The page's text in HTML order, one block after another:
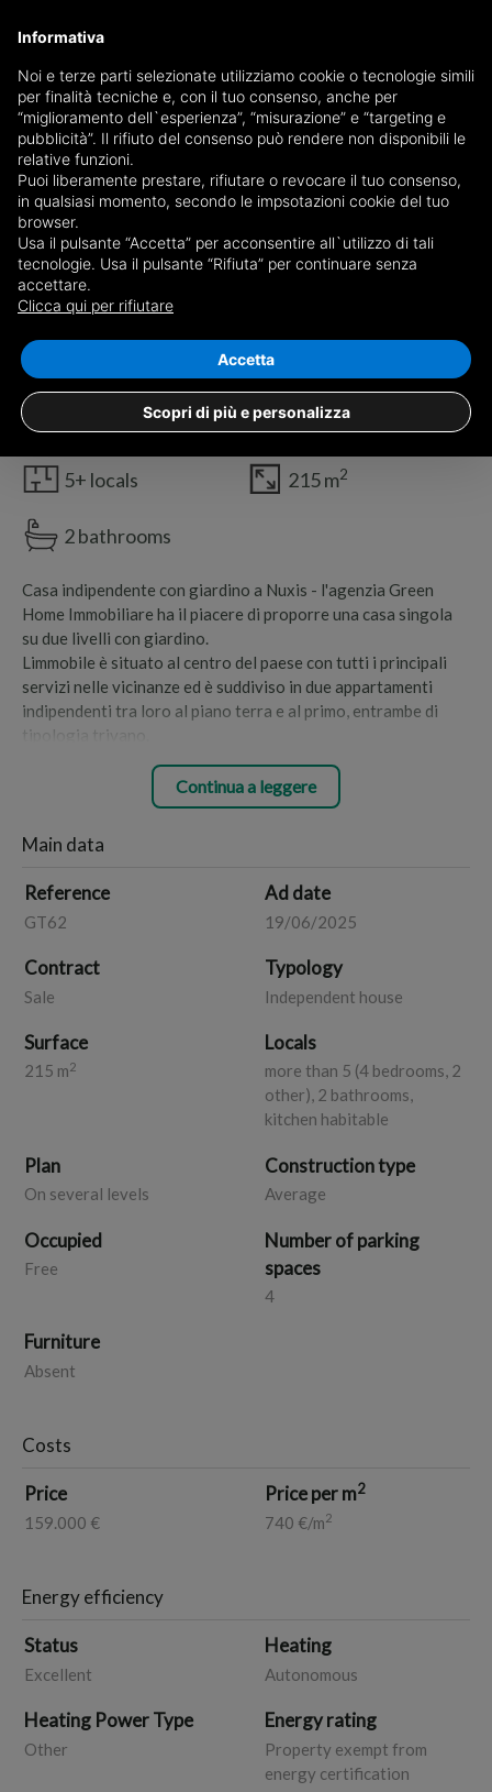
Independent house Via San Pietro, Nuxis
€ 159.000
5+ locals 215 m2
2 bathrooms
Casa indipendente con giardino a Nuxis - l'agenzia Green
Home Immobiliare ha il piacere di proporre una casa singola
su due livelli con giardino.
Limmobile è situato al centro del paese con tutti i principali
servizi nelle vicinanze ed è suddiviso in due appartamenti
indipendenti tra loro al piano terra e al primo, entrambe di
tipologia trivano.
- al piano terra da un ampio soggiorno, una cucina abitabile,
una camera da letto matrimoniale, una camera singola, un
- al primo piano, a cui si accede tramite una scala esterna da
un soggiorno, una cucina abitabile, una camera da letto
matrimoniale, una camera singola, un bagno ed unampia e
panoramica terrazza.
con alberi da frutto e un pozzo.
Ape in fase di definizione
Continua a leggere
Main data
Reference
GT62
Ad date
19/06/2025
Contract
Sale
Typology
Independent house
Surface
215 m2
Locals
more than 5 (4 bedrooms, 2
other), 2 bathrooms,
kitchen habitable
Plan
On several levels
Construction type
Average
Occupied
Free
Number of parking
spaces
4
Furniture
Absent
Costs
Price
159.000 €
Price per m2
740 €/m2
Energy efficiency
Status
Excellent
Heating
Autonomous
Heating Power Type
Other
Energy rating
Property exempt from
energy certification
Informativa
Noi e terze parti selezionate utilizziamo cookie o tecnologie simili
per finalità tecniche e, con il tuo consenso, anche per
“miglioramento dell`esperienza”, “misurazione” e “targeting e
pubblicità”. Il rifiuto del consenso può rendere non disponibili le
relative funzioni.
Puoi liberamente prestare, rifiutare o revocare il tuo consenso,
in qualsiasi momento, secondo le impsotazioni cookie del tuo
browser.
Usa il pulsante “Accetta” per acconsentire all`utilizzo di tali
tecnologie. Usa il pulsante “Rifiuta” per continuare senza
accettare.
Clicca qui per rifiutare
Scopri di più e personalizza
Accetta